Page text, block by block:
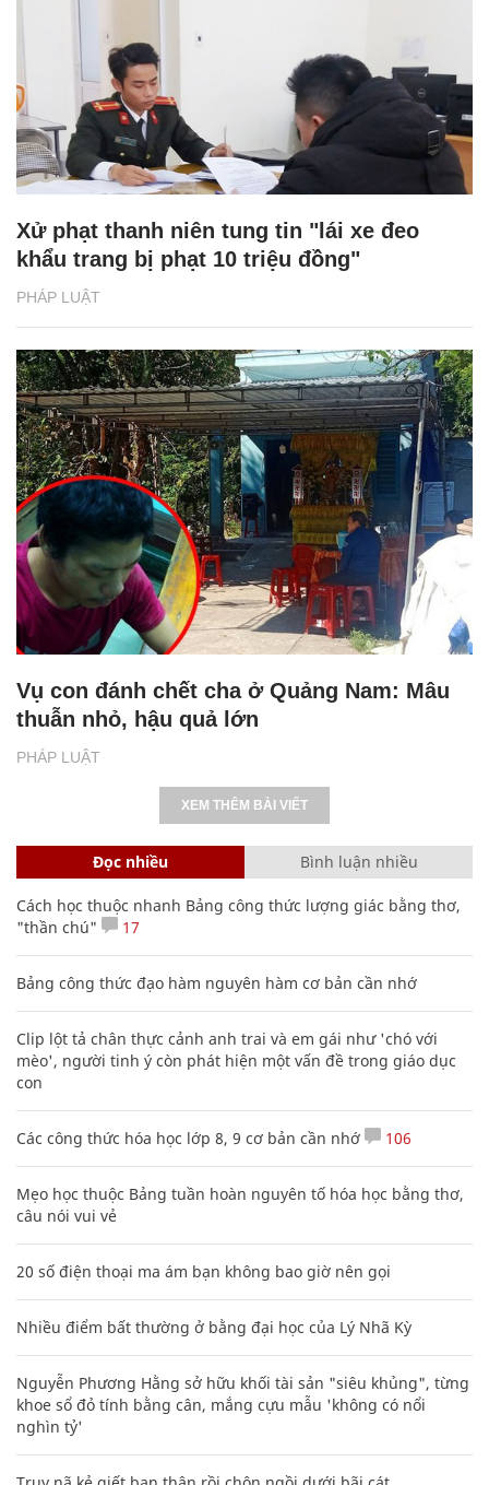
PHÁP LUẬT
Xử phạt thanh niên tung tin "lái xe đeo
khẩu trang bị phạt 10 triệu đồng"
PHÁP LUẬT
Vụ con đánh chết cha ở Quảng Nam: Mâu
thuẫn nhỏ, hậu quả lớn
XEM THÊM BÀI VIẾT
Đọc nhiều Bình luận nhiều
Cách học thuộc nhanh Bảng công thức lượng giác bằng thơ,
"thần chú"
17
Bảng công thức đạo hàm nguyên hàm cơ bản cần nhớ
Clip lột tả chân thực cảnh anh trai và em gái như 'chó với
mèo', người tinh ý còn phát hiện một vấn đề trong giáo dục
con
Các công thức hóa học lớp 8, 9 cơ bản cần nhớ 106
Mẹo học thuộc Bảng tuần hoàn nguyên tố hóa học bằng thơ,
câu nói vui vẻ
20 số điện thoại ma ám bạn không bao giờ nên gọi
Nhiều điểm bất thường ở bằng đại học của Lý Nhã Kỳ
Nguyễn Phương Hằng sở hữu khối tài sản "siêu khủng", từng
khoe sổ đỏ tính bằng cân, mắng cựu mẫu 'không có nổi
nghìn tỷ'